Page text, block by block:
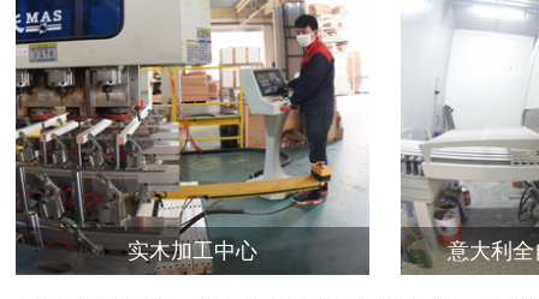
实木加工中心 意大利